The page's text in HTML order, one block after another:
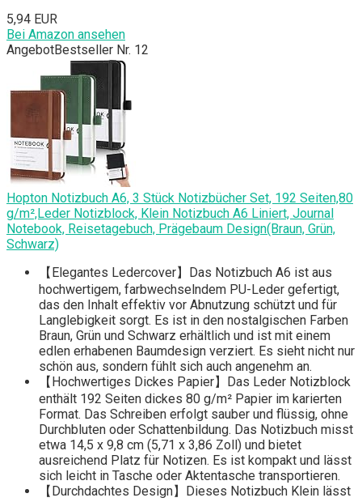
5,94 EUR
Bei Amazon ansehen
AngebotBestseller Nr. 12
Hopton Notizbuch A6, 3 Stück Notizbücher Set, 192 Seiten,80
g/m²,Leder Notizblock, Klein Notizbuch A6 Liniert, Journal
Notebook, Reisetagebuch, Prägebaum Design(Braun, Grün,
Schwarz)
【Elegantes Ledercover】Das Notizbuch A6 ist aus
hochwertigem, farbwechselndem PU-Leder gefertigt,
das den Inhalt effektiv vor Abnutzung schützt und für
Langlebigkeit sorgt. Es ist in den nostalgischen Farben
Braun, Grün und Schwarz erhältlich und ist mit einem
edlen erhabenen Baumdesign verziert. Es sieht nicht nur
schön aus, sondern fühlt sich auch angenehm an.
【Hochwertiges Dickes Papier】Das Leder Notizblock
enthält 192 Seiten dickes 80 g/m² Papier im karierten
Format. Das Schreiben erfolgt sauber und flüssig, ohne
Durchbluten oder Schattenbildung. Das Notizbuch misst
etwa 14,5 x 9,8 cm (5,71 x 3,86 Zoll) und bietet
ausreichend Platz für Notizen. Es ist kompakt und lässt
sich leicht in Tasche oder Aktentasche transportieren.
【Durchdachtes Design】Dieses Notizbuch Klein lässt